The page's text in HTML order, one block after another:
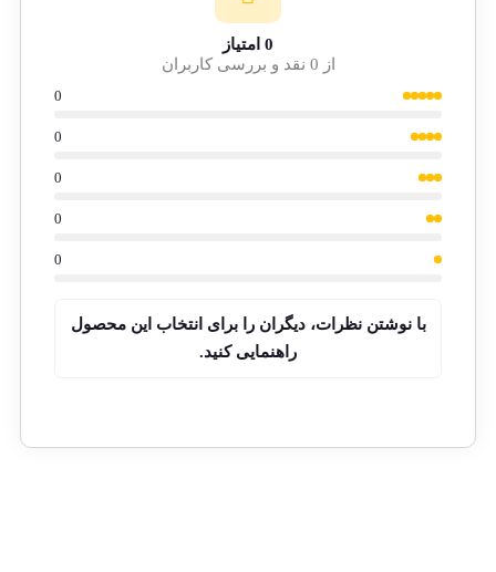
0 امتیاز
از 0 نقد و بررسی کاربران
0
0
0
0
0
با نوشتن نظرات، دیگران را برای انتخاب این محصول
راهنمایی کنید.